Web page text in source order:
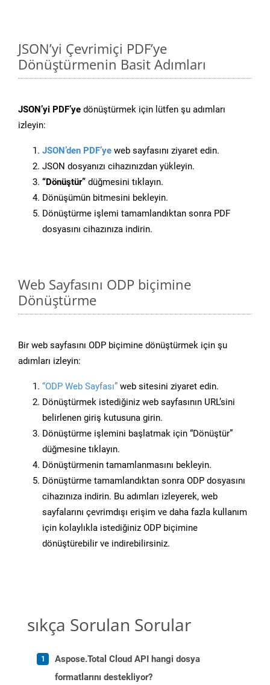
JSON’yi Çevrimiçi PDF’ye
Dönüştürmenin Basit Adımları
JSON’yi PDF’ye dönüştürmek için lütfen şu adımları
izleyin:
JSON’den PDF’ye web sayfasını ziyaret edin.
JSON dosyanızı cihazınızdan yükleyin.
“Dönüştür” düğmesini tıklayın.
Dönüşümün bitmesini bekleyin.
Dönüştürme işlemi tamamlandıktan sonra PDF
dosyasını cihazınıza indirin.
Web Sayfasını ODP biçimine
Dönüştürme
Bir web sayfasını ODP biçimine dönüştürmek için şu
adımları izleyin:
“ODP Web Sayfası” web sitesini ziyaret edin.
Dönüştürmek istediğiniz web sayfasının URL’sini
belirlenen giriş kutusuna girin.
Dönüştürme işlemini başlatmak için “Dönüştür”
düğmesine tıklayın.
Dönüştürmenin tamamlanmasını bekleyin.
Dönüştürme tamamlandıktan sonra ODP dosyasını
cihazınıza indirin. Bu adımları izleyerek, web
sayfalarını çevrimdışı erişim ve daha fazla kullanım
için kolaylıkla istediğiniz ODP biçimine
dönüştürebilir ve indirebilirsiniz.
sıkça Sorulan Sorular
Aspose.Total Cloud API hangi dosya
formatlarını destekliyor?